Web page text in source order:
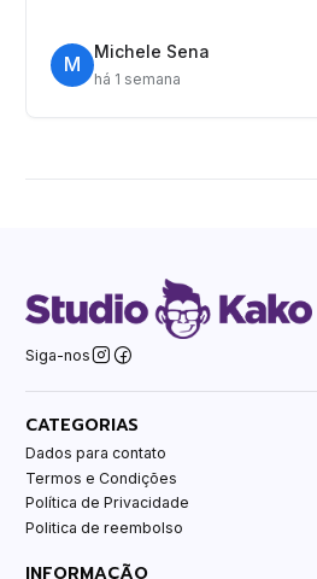
M
Michele Sena
há 1 semana
Siga-nos
CATEGORIAS
Dados para contato
Termos e Condições
Política de Privacidade
Politica de reembolso
INFORMAÇÃO